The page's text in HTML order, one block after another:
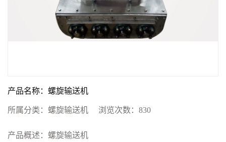
产品名称：螺旋输送机
所属分类： 螺旋输送机 浏览次数： 830
产品概述：螺旋输送机